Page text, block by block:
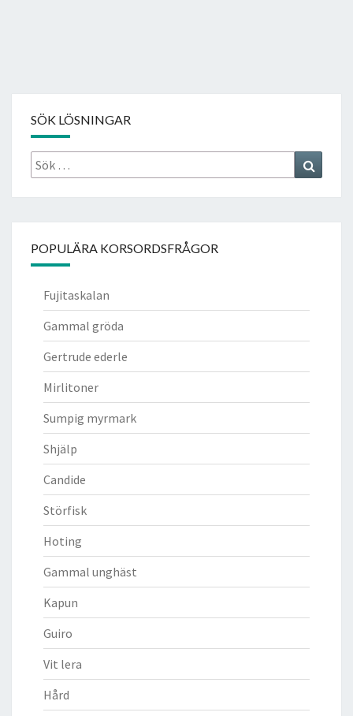
SÖK LÖSNINGAR
Sök
efter:
POPULÄRA KORSORDSFRÅGOR
Fujitaskalan
Gammal gröda
Gertrude ederle
Mirlitoner
Sumpig myrmark
Shjälp
Candide
Störfisk
Hoting
Gammal unghäst
Kapun
Guiro
Vit lera
Hård